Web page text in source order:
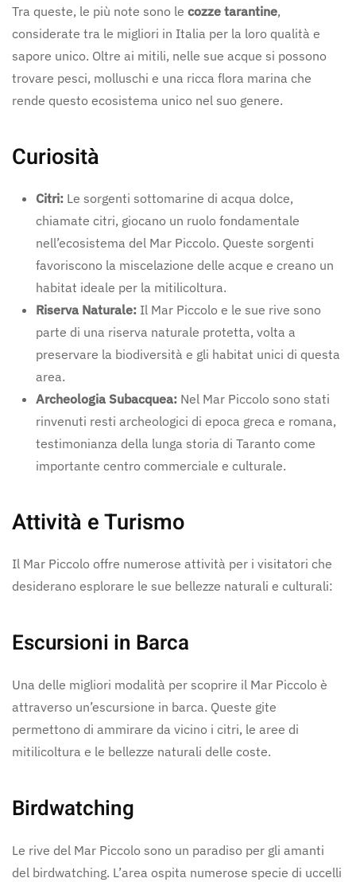
Tra queste, le più note sono le cozze tarantine,
considerate tra le migliori in Italia per la loro qualità e
sapore unico. Oltre ai mitili, nelle sue acque si possono
trovare pesci, molluschi e una ricca flora marina che
rende questo ecosistema unico nel suo genere.
Curiosità
Citri: Le sorgenti sottomarine di acqua dolce,
chiamate citri, giocano un ruolo fondamentale
nell’ecosistema del Mar Piccolo. Queste sorgenti
favoriscono la miscelazione delle acque e creano un
habitat ideale per la mitilicoltura.
Riserva Naturale: Il Mar Piccolo e le sue rive sono
parte di una riserva naturale protetta, volta a
preservare la biodiversità e gli habitat unici di questa
area.
Archeologia Subacquea: Nel Mar Piccolo sono stati
rinvenuti resti archeologici di epoca greca e romana,
testimonianza della lunga storia di Taranto come
importante centro commerciale e culturale.
Attività e Turismo
Il Mar Piccolo offre numerose attività per i visitatori che
desiderano esplorare le sue bellezze naturali e culturali:
Escursioni in Barca
Una delle migliori modalità per scoprire il Mar Piccolo è
attraverso un’escursione in barca. Queste gite
permettono di ammirare da vicino i citri, le aree di
mitilicoltura e le bellezze naturali delle coste.
Birdwatching
Le rive del Mar Piccolo sono un paradiso per gli amanti
del birdwatching. L’area ospita numerose specie di uccelli